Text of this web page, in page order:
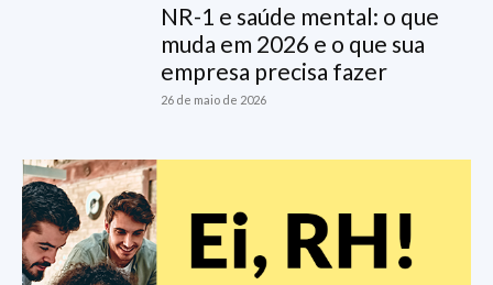
NR-1 e saúde mental: o que
muda em 2026 e o que sua
empresa precisa fazer
26 de maio de 2026